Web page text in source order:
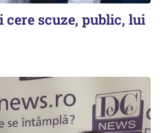
scuze, public, lui